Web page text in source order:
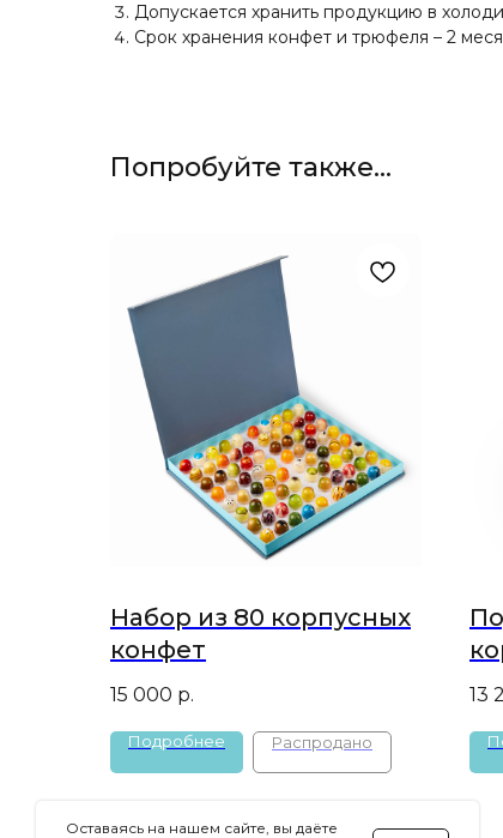
Допускается хранить продукцию в
Срок хранения конфет и трюфеля – 2
Попробуйте также...
Набор из 80 корпусных
конфет
15 000 р.
Подробнее
13
Оставаясь на нашем сайте, вы даёте